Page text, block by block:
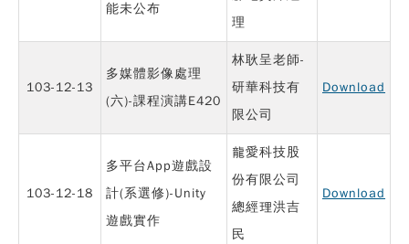
能未公布
理
103-12-13
多媒體影像處理
(六)-課程演講E420
林耿呈老師-
研華科技有
限公司
Download
103-12-18
多平台App遊戲設
計(系選修)-Unity
遊戲實作
龍愛科技股
份有限公司
總經理洪吉
民
Download